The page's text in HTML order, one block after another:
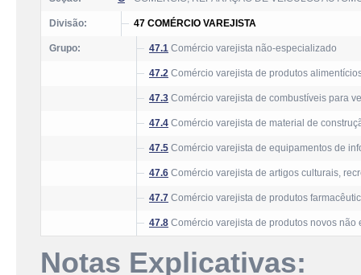
Divisão: 47 COMÉRCIO VAREJISTA
Grupo: 47.1 Comércio varejista não-especializado
47.2 Comércio varejista de produtos
47.3 Comércio varejista de combustíveis para
47.4 Comércio varejista de material de
47.5 Comércio varejista de equipamentos de
47.6 Comércio varejista de artigos culturais,
47.7 Comércio varejista de produtos
47.8 Comércio varejista de produtos novos
Notas Explicativas: